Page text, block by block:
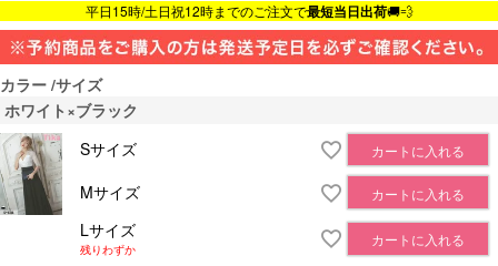
平日15時/土日祝12時までのご注文で最短当日出荷🚚💨
カラー サイズ
ホワイト×ブラック
Sサイズ
カートに入れる
Mサイズ カートに入れる
Lサイズ
残りわずか
カートに入れる